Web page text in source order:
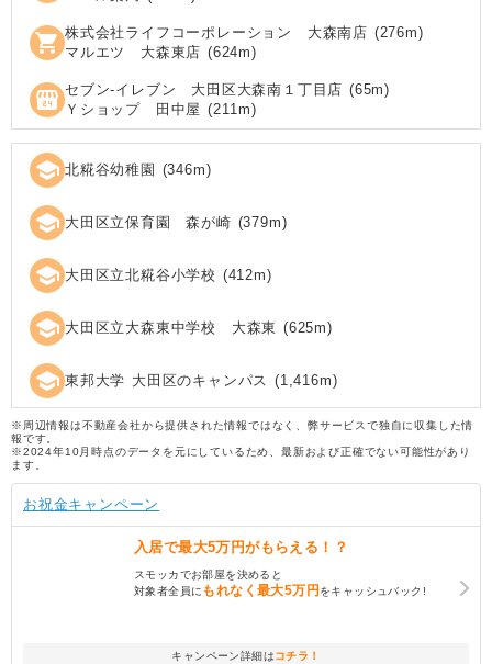
shopping_cart 株式会社ライフコーポレーション 大森南店 (276m)
マルエツ 大森東店 (624m)
local_convenience_store セブン‐イレブン 大田区大森南１丁目店 (65m)
Ｙショップ 田中屋 (211m)
school 北糀谷幼稚園 (346m)
school 大田区立保育園 森が崎 (379m)
school 大田区立北糀谷小学校 (412m)
school 大田区立大森東中学校 大森東 (625m)
school 東邦大学 大田区のキャンパス (1,416m)
※周辺情報は不動産会社から提供された情報ではなく、弊サービスで独自に収集した情
報です。
※2024年10月時点のデータを元にしているため、最新および正確でない可能性があり
ます。
お祝金キャンペーン
入居で最大5万円がもらえる！？
スモッカでお部屋を決めると
対象者全員に もれなく最大5万円 をキャッシュバック!
キャンペーン詳細はコチラ！